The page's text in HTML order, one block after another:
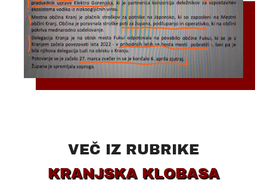
VEČ IZ RUBRIKE
KRANJSKA KLOBASA